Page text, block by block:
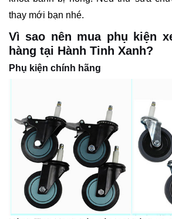
thay mới bạn nhé.
Vì sao nên mua phụ kiện
hàng tại Hành Tinh Xanh?
Phụ kiện chính hãng